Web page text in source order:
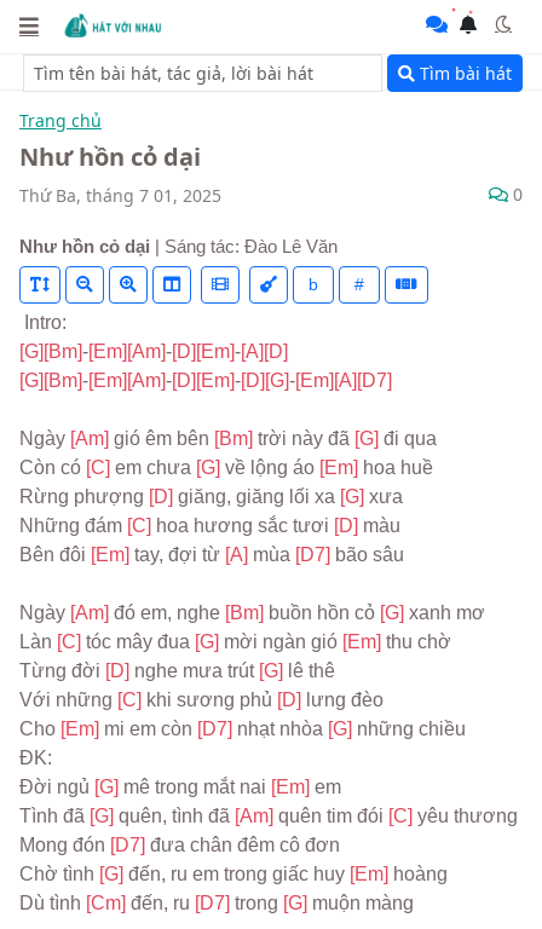
Tìm bài hát
Trang chủ
Như hồn cỏ dại
Thứ Ba, tháng 7 01, 2025 0
Như hồn cỏ dại | Sáng tác: Đào Lê Văn
b #
Intro:
[G] [Bm]-[Em] [Am]-[D] [Em]-[A] [D]
[G] [Bm]-[Em] [Am]-[D] [Em]-[D] [G]-[Em] [A] [D7]
Ngày [Am] gió êm bên [Bm] trời này đã [G] đi qua
Còn có [C] em chưa [G] về lộng áo [Em] hoa huề
Rừng phượng [D] giăng, giăng lối xa [G] xưa
Những đám [C] hoa hương sắc tươi [D] màu
Bên đôi [Em] tay, đợi từ [A] mùa [D7] bão sâu
Ngày [Am] đó em, nghe [Bm] buồn hồn cỏ [G] xanh mơ
Làn [C] tóc mây đua [G] mời ngàn gió [Em] thu chờ
Từng đời [D] nghe mưa trút [G] lê thê
Với những [C] khi sương phủ [D]
lưng đèo
Cho [Em] mi em còn [D7] nhạt nhòa [G] những chiều
ĐK:
Đời ngủ [G] mê trong mắt nai [Em] em
Tình đã [G] quên, tình đã [Am] quên tim đói [C] yêu thương
Mong đón [D7] đưa chân đêm cô đơn
Chờ tình [G] đến, ru em trong giấc huy [Em] hoàng
Dù tình [Cm] đến, ru [D7] trong [G] muộn màng